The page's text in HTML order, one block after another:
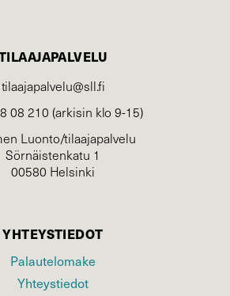
tilaajapalvelu@sll.fi
08 210 (arkisin klo 9-15)
Luonto/tilaajapalvelu
Sörnäistenkatu 1
00580 Helsinki
YHTEYSTIEDOT
Palautelomake
Yhteystiedot